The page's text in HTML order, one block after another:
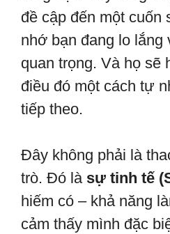
đề cập đến một cuốn
nhớ bạn đang lo lắng
quan trọng. Và họ sẽ
điều đó một cách tự
tiếp theo.
Đây không phải là
trò. Đó là sự tinh tế
hiếm có – khả năng
cảm thấy mình đặc